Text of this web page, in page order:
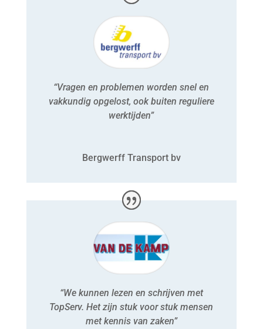
“Vragen en problemen worden snel en
vakkundig opgelost, ook buiten reguliere
werktijden”
Bergwerff Transport bv
“We kunnen lezen en schrijven met
TopServ. Het zijn stuk voor stuk mensen
met kennis van zaken”